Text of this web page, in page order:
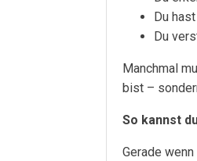
Du
Du
Manchmal
bist –
So kannst
Gerade